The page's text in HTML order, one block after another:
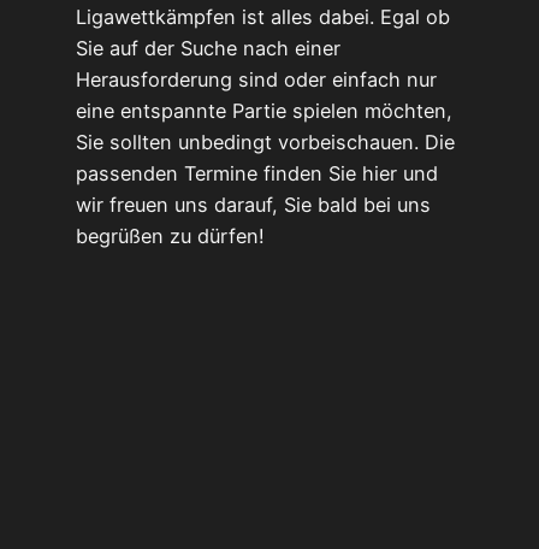
Ligawettkämpfen ist alles dabei. Egal ob
Sie auf der Suche nach einer
Herausforderung sind oder einfach nur
eine entspannte Partie spielen möchten,
Sie sollten unbedingt vorbeischauen. Die
passenden Termine finden Sie hier und
wir freuen uns darauf, Sie bald bei uns
begrüßen zu dürfen!